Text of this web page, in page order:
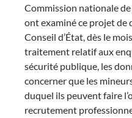
Commission nationale
ont examiné ce projet de
Conseil d’État, dès le
traitement relatif aux
sécurité publique, les
concerner que les
duquel ils peuvent faire
recrutement